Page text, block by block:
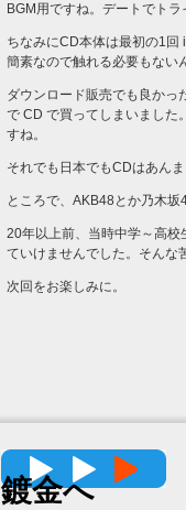
BGM用ですね。デートでト
ちなみにCD本体は最初の1回
簡素なので触れる必要もない
ダウンロード販売でも良かっ
で CD で買ってしまいました
すね。
それでも日本でもCDはあん
ところで、AKB48とか乃木
20年以上前、当時中学～高
ていけませんでした。そんな
次回をお楽しみに。
高精度
鍍金へ